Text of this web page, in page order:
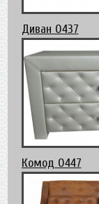
Диван 0437
Комод 0447